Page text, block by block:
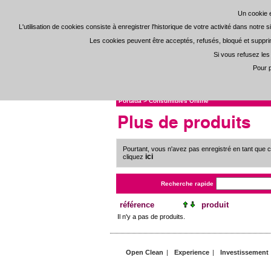
Un cookie
L'utilisation de cookies consiste à enregistrer l'historique de votre activité dans
Les cookies peuvent être acceptés, refusés, bloqué et
Si vous refusez
Pour
Un cookie
L'utilisation de cookies consiste à enregistrer l'historique de votre activité dans
Les cookies peuvent être acceptés, refusés, bloqué et
Si vous refusez
Pour
Portada>Consumibles Online
Plus de produits
Pourtant, vous n'avez pas enregistré en tant que
cliquez ici
Recherche rapide
référence produit
Il n'y a pas de produits.
Open Clean | Experience | Investissement